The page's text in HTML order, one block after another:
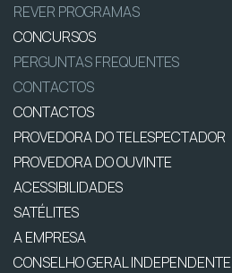
REVER PROGRAMAS
CONCURSOS
PERGUNTAS FREQUENTES
CONTACTOS
CONTACTOS
PROVEDORA DO TELESPECTADOR
PROVEDORA DO OUVINTE
ACESSIBILIDADES
SATÉLITES
A EMPRESA
CONSELHO GERAL INDEPENDENTE